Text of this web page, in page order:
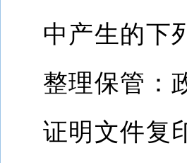
中产生的下
整理保管：
证明文件复